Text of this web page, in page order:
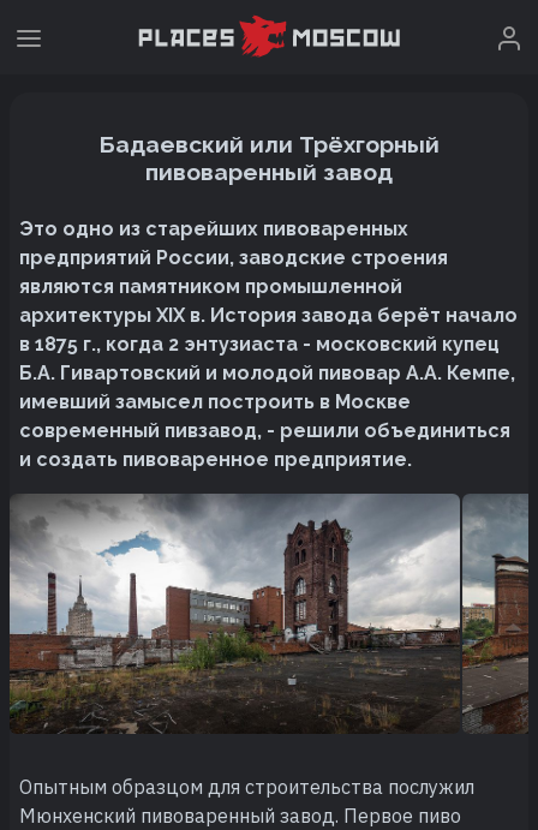
Бадаевский или Трёхгорный
пивоваренный завод
Это одно из старейших пивоваренных
предприятий России, заводские строения
являются памятником промышленной
архитектуры XIX в. История завода берёт начало
в 1875 г., когда 2 энтузиаста - московский купец
Б.А. Гивартовский и молодой пивовар А.А. Кемпе,
имевший замысел построить в Москве
современный пивзавод, - решили объединиться
и создать пивоваренное предприятие.
Опытным образцом для строительства послужил
Мюнхенский пивоваренный завод. Первое пиво